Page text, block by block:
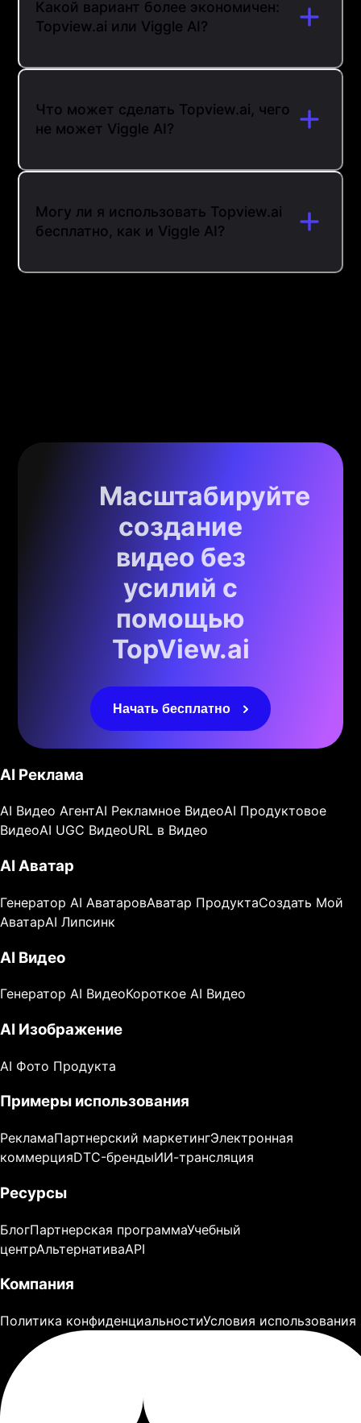
Какой вариант более экономичен:
Topview.ai или Viggle AI?
Что может сделать Topview.ai, чего
не может Viggle AI?
Могу ли я использовать Topview.ai
бесплатно, как и Viggle AI?
Масштабируйте
создание
видео без
усилий с
помощью
TopView.ai
Начать бесплатно
AI Реклама
AI Видео АгентAI Рекламное ВидеоAI Продуктовое
ВидеоAI UGC ВидеоURL в Видео
AI Аватар
Генератор AI АватаровАватар ПродуктаСоздать Мой
АватарAI Липсинк
AI Видео
Генератор AI ВидеоКороткое AI Видео
AI Изображение
AI Фото Продукта
Примеры использования
РекламаПартнерский маркетингЭлектронная
коммерцияDTC-брендыИИ-трансляция
Ресурсы
БлогПартнерская программаУчебный
центрАльтернативаAPI
Компания
Политика конфиденциальностиУсловия использования